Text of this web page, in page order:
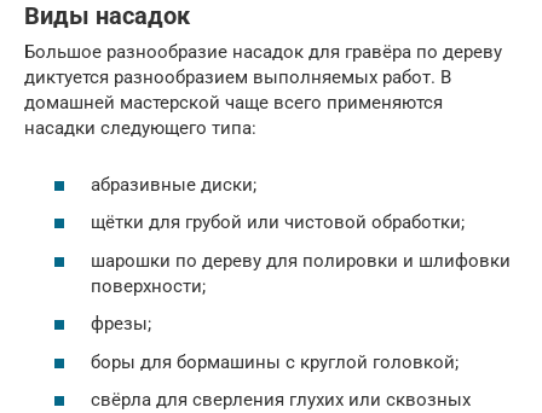
Виды насадок
Большое разнообразие насадок для гравёра по дереву
диктуется разнообразием выполняемых работ. В
домашней мастерской чаще всего применяются
насадки следующего типа:
абразивные диски;
щётки для грубой или чистовой обработки;
шарошки по дереву для полировки и шлифовки
поверхности;
фрезы;
боры для бормашины с круглой головкой;
свёрла для сверления глухих или сквозных